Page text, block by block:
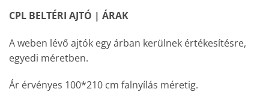
CPL BELTÉRI AJTÓ | ÁRAK
A weben lévő ajtók egy árban kerülnek értékesítésre,
egyedi méretben.
Ár érvényes 100*210 cm falnyílás méretig.